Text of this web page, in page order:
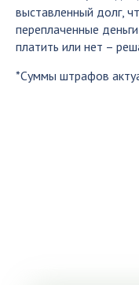
выставленный долг,
переплаченные
платить или нет –
*Суммы штрафов